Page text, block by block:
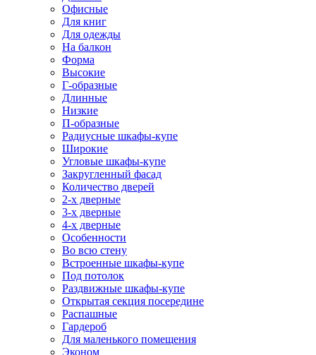
Офисные
Для книг
Для одежды
На балкон
Форма
Высокие
Г-образные
Длинные
Низкие
П-образные
Радиусные шкафы-купе
Широкие
Угловые шкафы-купе
Закругленный фасад
Количество дверей
2-х дверные
3-х дверные
4-х дверные
Особенности
Во всю стену
Встроенные шкафы-купе
Под потолок
Раздвижные шкафы-купе
Открытая секция посередине
Распашные
Гардероб
Для маленького помещения
Эконом